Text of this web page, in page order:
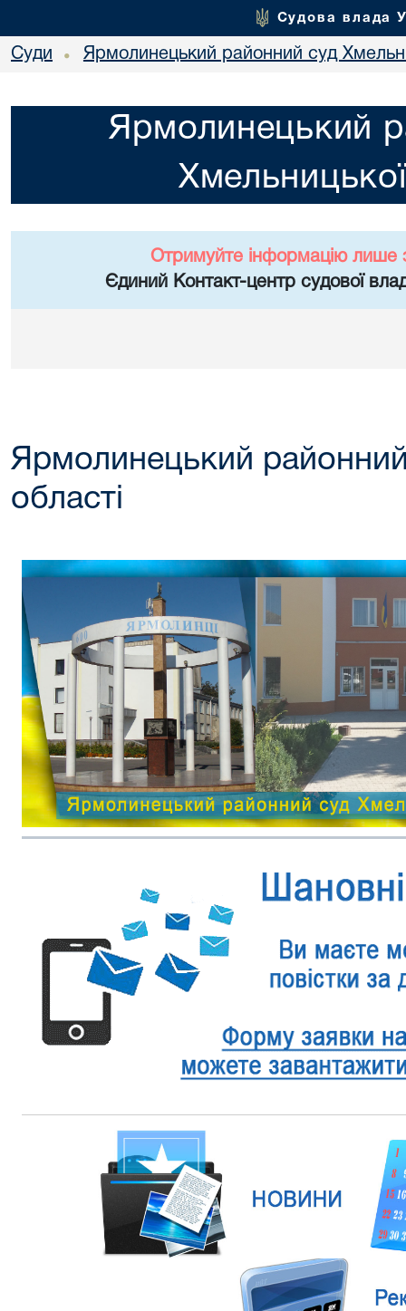
Судова влада
Суди • Ярмолинецький районний суд
Ярмолинецький
Отримуйте інформацію лише
Єдиний Контакт-центр судової
Ярмолинецький
області